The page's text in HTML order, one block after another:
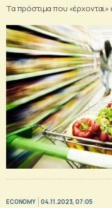
Τα πρόστιμα που
ECONOMY 04.11.2023, 07:05